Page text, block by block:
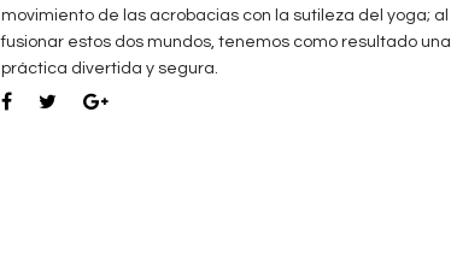
movimiento de las acrobacias con la sutileza del yoga; al
fusionar estos dos mundos, tenemos como resultado una
práctica divertida y segura.